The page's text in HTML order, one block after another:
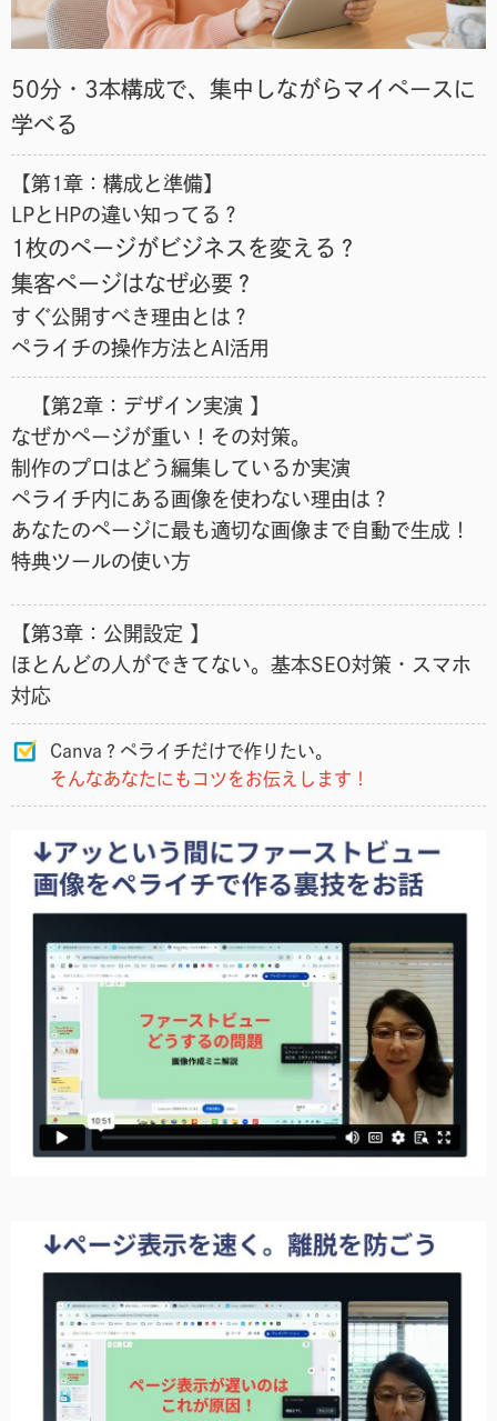
50分・3本構成で、集中しながらマイペースに
学べる
【第1章：構成と準備】
LPとHPの違い知ってる？
1枚のページがビジネスを変える？
集客ページはなぜ必要？
すぐ公開すべき理由とは？
ペライチの操作方法とAI活用
【第2章：デザイン実演 】
なぜかページが重い！その対策。
制作のプロはどう編集しているか実演
ペライチ内にある画像を使わない理由は？
あなたのページに最も適切な画像まで自動で生成！
特典ツールの使い方
【第3章：公開設定 】
ほとんどの人ができてない。基本SEO対策・スマホ
対応
Canva？ ペライチだけで作りたい。
そんなあなたにもコツをお伝えします！